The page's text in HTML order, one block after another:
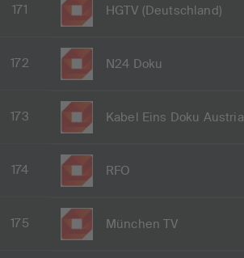
171 HGTV (Deutschland)
172 N24 Doku
173 Kabel Eins Doku Austria
174 RFO
175 München TV